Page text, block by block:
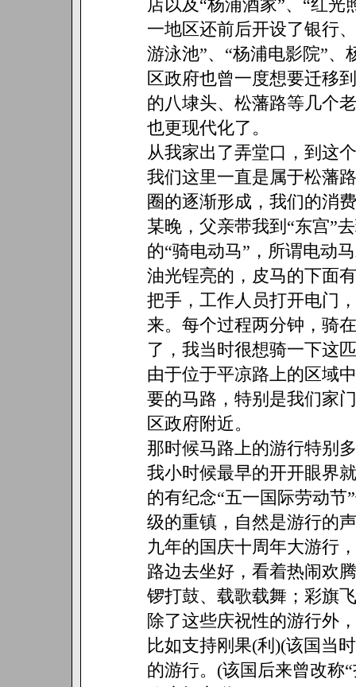
店以及“杨浦酒家”、“红
一地区还前后开设了银行
游泳池”、“杨浦电影院”、
区政府也曾一度想要迁移
的八埭头、松藩路等几个
也更现代化了。
从我家出了弄堂口，到这
我们这里一直是属于松藩
圈的逐渐形成，我们的消
某晚，父亲带我到“东宫”
的“骑电动马”，所谓电动
油光锃亮的，皮马的下面
把手，工作人员打开电门
来。每个过程两分钟，骑
了，我当时很想骑一下这
由于位于平凉路上的区域
要的马路，特别是我们家
区政府附近。
那时候马路上的游行特别
我小时候最早的开开眼界
的有纪念“五一国际劳动
级的重镇，自然是游行的
九年的国庆十周年大游行
路边去坐好，看着热闹欢
锣打鼓、载歌载舞；彩旗
除了这些庆祝性的游行外
比如支持刚果(利)(该国当
的游行。(该国后来曾改称